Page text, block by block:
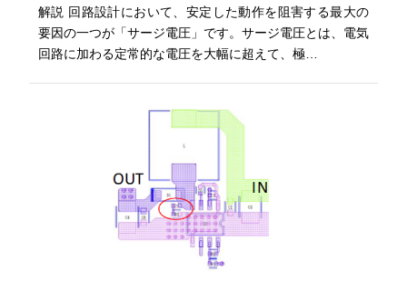
解説 回路設計において、安定した動作を阻害する最大の
要因の一つが「サージ電圧」です。サージ電圧とは、電気
回路に加わる定常的な電圧を大幅に超えて、極…